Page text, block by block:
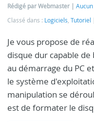
Rédigé par Webmaster
Classé dans : Logiciels Tutoriel
Je vous propose de
disque dur capable
au démarrage du PC
le système
manipulation se
est de formater le